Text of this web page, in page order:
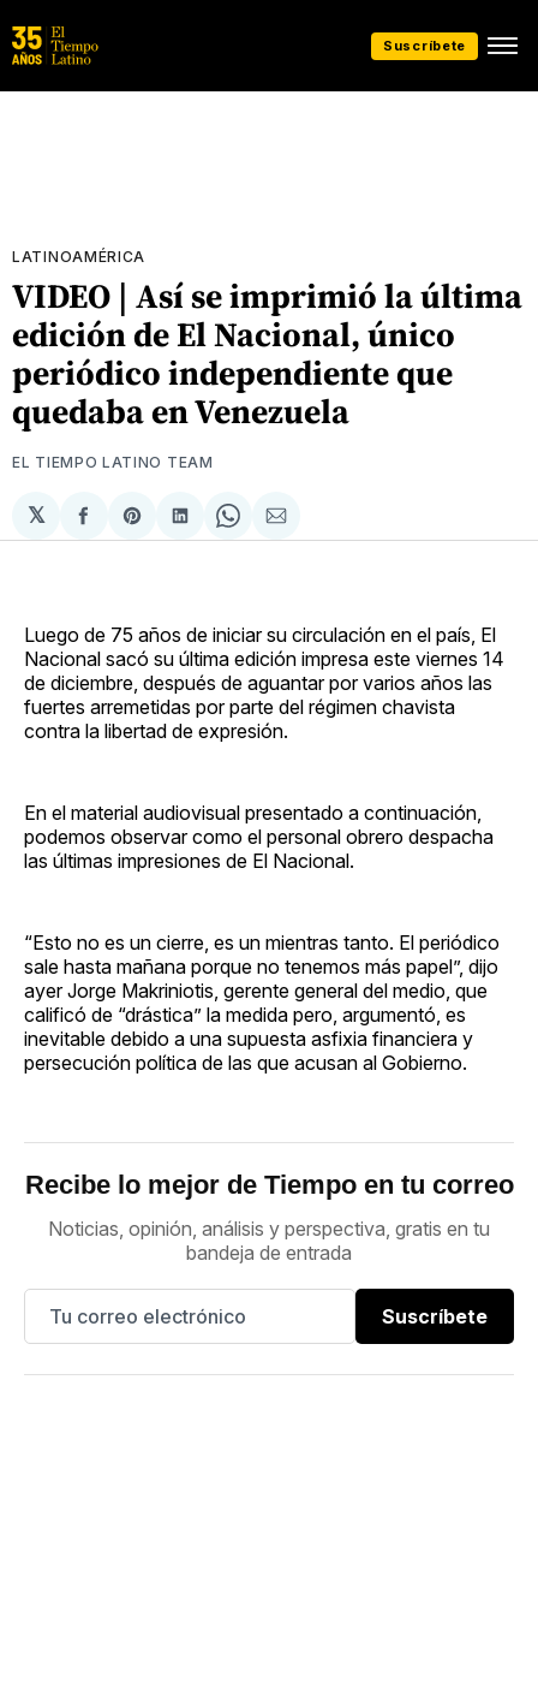
Suscríbete
LATINOAMÉRICA
VIDEO | Así se imprimió la última
edición de El Nacional, único
periódico independiente que
quedaba en Venezuela
EL TIEMPO LATINO TEAM
𝕏
Compartir
en
Share
on
Compartir
en
Share
on
Compartir
via
Luego de 75 años de iniciar su circulación en el país, El
Nacional sacó su última edición impresa este viernes 14
de diciembre, después de aguantar por varios años las
fuertes arremetidas por parte del régimen chavista
contra la libertad de expresión.
En el material audiovisual presentado a continuación,
podemos observar como el personal obrero despacha
las últimas impresiones de El Nacional.
“Esto no es un cierre, es un mientras tanto. El periódico
sale hasta mañana porque no tenemos más papel”, dijo
ayer Jorge Makriniotis, gerente general del medio, que
calificó de “drástica” la medida pero, argumentó, es
inevitable debido a una supuesta asfixia financiera y
persecución política de las que acusan al Gobierno.
Recibe lo mejor de Tiempo en tu correo
Noticias, opinión, análisis y perspectiva, gratis en tu
bandeja de entrada
Suscríbete